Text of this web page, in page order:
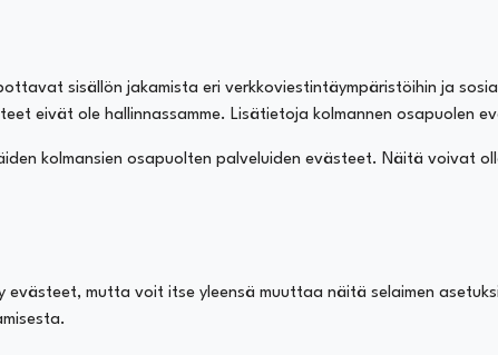
sisällön jakamista eri verkkoviestintäympäristöihin ja
eivät ole hallinnassamme. Lisätietoja kolmannen osapuolen
kolmansien osapuolten palveluiden evästeet. Näitä voivat
evästeet, mutta voit itse yleensä muuttaa näitä selaimen